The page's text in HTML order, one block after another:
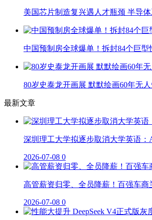
美国芯片制造复兴遇人才瓶颈 半导
中国预制房全球爆单！拆封84个巨
80岁史泰龙开画展 默默绘画60年无
最新文章
深圳理工大学拟逐步取消大学英语
2026-07-08 0
高管薪资归零、全员降薪！百强车
2026-07-08 0